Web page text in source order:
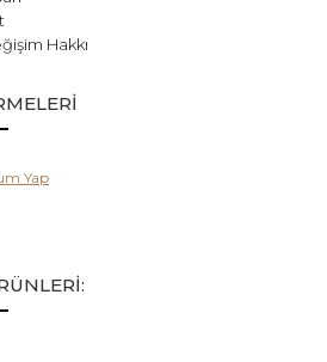
Hakkı
Yap